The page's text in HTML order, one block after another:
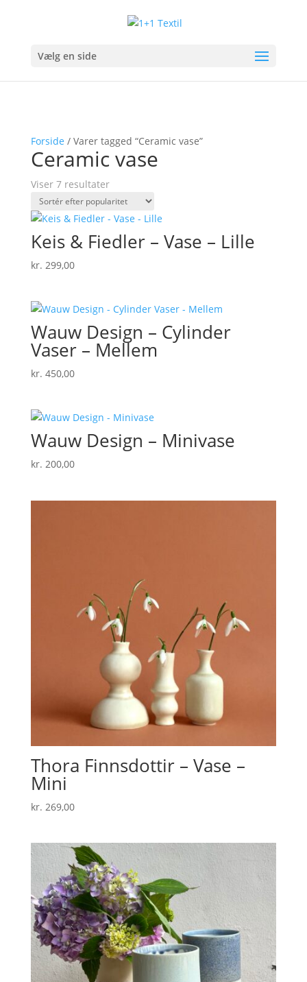
Vælg en side
Forside / Varer tagged “Ceramic vase”
Ceramic vase
Viser 7 resultaterSorteret
efter
popularitet
Keis & Fiedler – Vase – Lille
kr. 299,00
Wauw Design – Cylinder
Vaser – Mellem
kr. 450,00
Wauw Design – Minivase
kr. 200,00
Thora Finnsdottir – Vase –
Mini
kr. 269,00